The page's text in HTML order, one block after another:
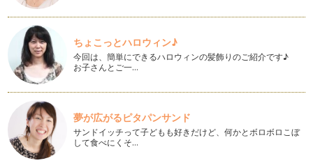
「好き」なものから見えてくる自分
私事ですが、先日誕生日を迎えました。 アラフォーになって
も昔と変わってないな、と思…
新年の目標を今年こそ達成しよう！
2013年最初の記事になります。今年もよろしくお願いいたし
ます！ &nb…
承認のスキルを使えば、自然にほめられるだけでなく、叱るこ
ともできます ～ほめルール その③～
このところほめることについて書いています。 今は「ほめる
育児が」主流ですので、本屋…
ちょこっとハロウィン♪
今回は、簡単にできるハロウィンの髪飾りのご紹介です♪
お子さんとご一…
夢が広がるピタパンサンド
サンドイッチって子どもも好きだけど、何かとボロボロこぼ
して食べにくそ…